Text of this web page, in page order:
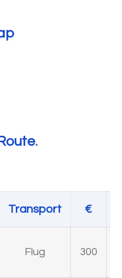
.
Transport €
Flug 300